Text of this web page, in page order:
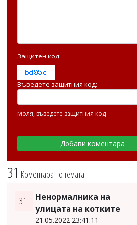
31 Коментара по темата
31.
Ненормалника на
улицата на котките
21.05.2022 23:41:11
Защитен код:
Въведете защитния код:
Моля, въведете защитния код